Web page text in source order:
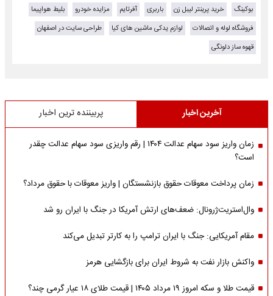
بوکینگ
خرید پرینتر لیبل زن باربری آفرتایم مزایده خودرو
بلیط هواپیما
فروشگاه لوله و اتصالات
لوازم یدکی ماشین های کیا
طراحی سایت در اصفهان
قهوه ساز دلونگی
آخرین اخبار پربیننده ترین اخبار
زمان واریز سود سهام عدالت ۱۴۰۴ | رقم واریزی سود سهام عدالت چقدر
است؟
زمان پرداخت معوقات حقوق بازنشستگان | واریز معوقات با حقوق مرداد؟
وال‌استریت‌ژرونال: ضعف‌های ارتش آمریکا در جنگ با ایران رو شد
مقام آمریکایی: جنگ با ایران ترامپ را به کارتر تبدیل می‌کند
واکنش بازار نفت به شروط ایران برای بازگشایی هرمز
قیمت طلا و سکه امروز ۱۹ مرداد ۱۴۰۵ | قیمت طلای ۱۸ عیار گرمی چند؟